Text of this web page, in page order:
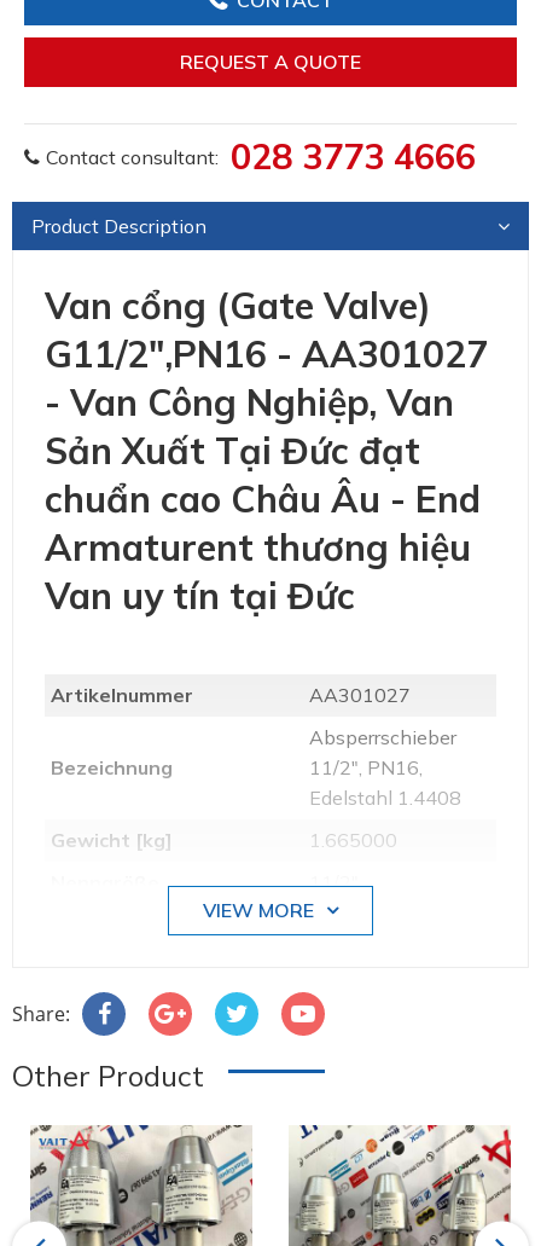
REQUEST A QUOTE
Contact consultant: 028 3773 4666
Product Description
Van cổng (Gate Valve)
G11/2",PN16 - AA301027
- Van Công Nghiệp, Van
Sản Xuất Tại Đức đạt
chuẩn cao Châu Âu - End
Armaturent thương hiệu
Van uy tín tại Đức
Artikelnummer AA301027
Bezeichnung
Absperrschieber
11/2", PN16,
Edelstahl 1.4408
Gewicht [kg]
1.665000
11/2"
Gehäusematerial
Edelstahl
Dichtungsmaterial
metallisch
Anschlussvariante
Anschlussgröße
11/2"
Betriebsdruck von [bar]
0
Betriebsdruck bis [bar]
16
VIEW MORE
Share:
Other Product